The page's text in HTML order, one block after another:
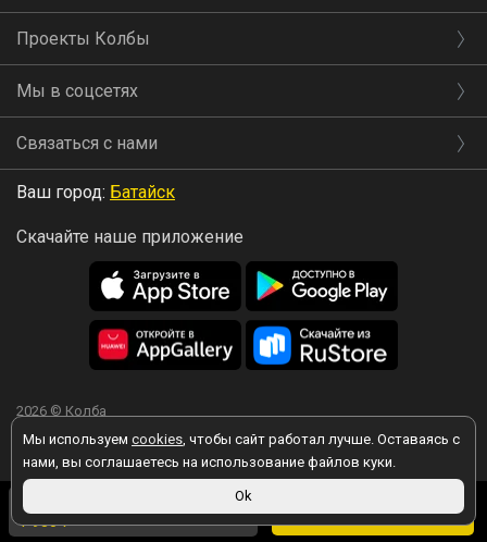
1 930 ₽ В корзину
Мы используем cookies, чтобы сайт работал лучше. Оставаясь с
нами, вы соглашаетесь на использование файлов куки.
Ok
Проекты Колбы
Мы в соцсетях
Связаться с нами
Ваш город: Батайск
Скачайте наше приложение
2026 © Колба
Вы принимаете условия политики в отношении обработки
персональных данных
любой форме обратной связи на сайте kolba.ru.